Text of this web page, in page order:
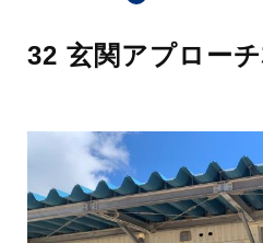
32 玄関アプロー